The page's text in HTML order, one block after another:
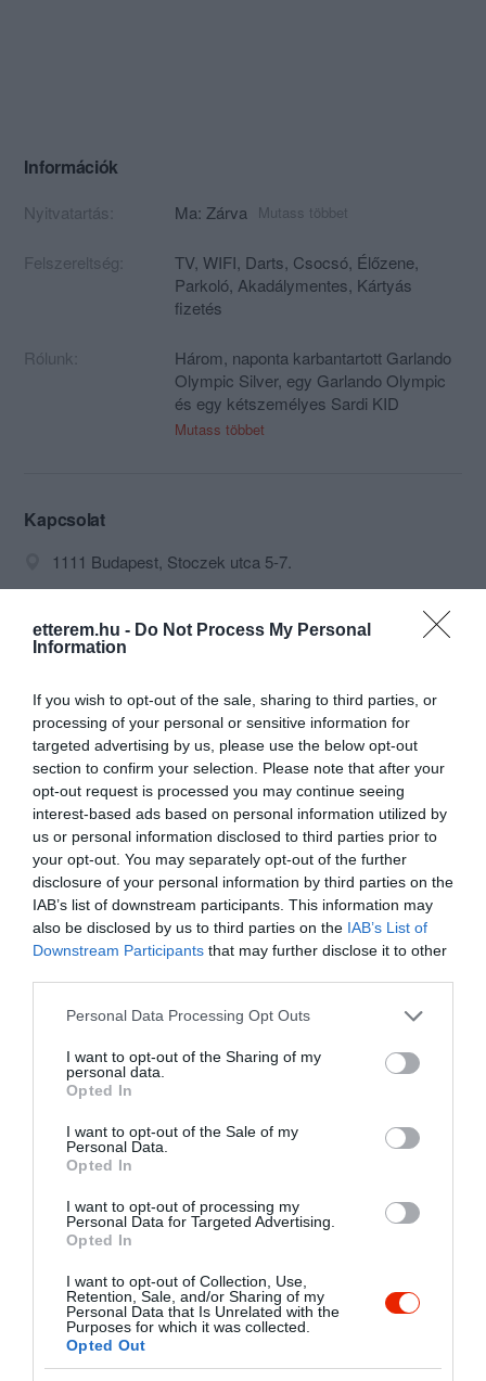
etterem.hu - Do Not Process My Personal
Information
If you wish to opt-out of the sale, sharing to third parties, or
processing of your personal or sensitive information for
targeted advertising by us, please use the below opt-out
section to confirm your selection. Please note that after your
opt-out request is processed you may continue seeing
interest-based ads based on personal information utilized by
us or personal information disclosed to third parties prior to
your opt-out. You may separately opt-out of the further
disclosure of your personal information by third parties on the
IAB’s list of downstream participants. This information may
also be disclosed by us to third parties on the IAB’s List of
Downstream Participants that may further disclose it to other
Please note that this website/app uses one or more Google
not limited to your visit or usage behaviour. You may click to
grant or deny consent to Google and its third-party tags to
use your data for below specified purposes in below Google
consent section.
Personal Data Processing Opt Outs
I want to opt-out of the Sharing of my
personal data.
Opted In
I want to opt-out of the Sale of my
Personal Data.
Opted In
I want to opt-out of processing my
Personal Data for Targeted Advertising.
Opted In
I want to opt-out of Collection, Use,
Retention, Sale, and/or Sharing of my
Personal Data that Is Unrelated with the
Purposes for which it was collected.
Opted Out
Információk
Nyitvatartás: Ma: Zárva Mutass többet
Felszereltség:
TV, WIFI, Darts, Csocsó, Élőzene,
Parkoló, Akadálymentes, Kártyás
fizetés
Rólunk:
Három, naponta karbantartott Garlando
Olympic Silver, egy Garlando Olympic
és egy kétszemélyes Sardi KID
kompakt csocsóasztal áll a
szeretnél játszani, hiszen rendszeres
sportközvetítésekkel gondoskodunk a
számodra megfelelő kikapcsolódásról;
ehhez egy nagyképernyős televízió és
szét az itallapon – garantáltan találsz a
kedvedre valót! Ha kérdésed támadna,
keresd bátran a személyzet tagjait, vagy
látogass el Facebook oldalunkra, ahol
minden infót megtalálsz! Délutánonként
kávézó hangulatban, esténként
felpörögve, nagy sör és italválasztékkal,
és igazán alacsony árakkal vár Téged is
a Martos Csocsó Klub!
Mutass többet
Kapcsolat
1111 Budapest, Stoczek utca 5-7.
+36 20 402 7512
csocsoklub@gmail.com
fb.com/martoscsocsoklub
Probléma jelentése